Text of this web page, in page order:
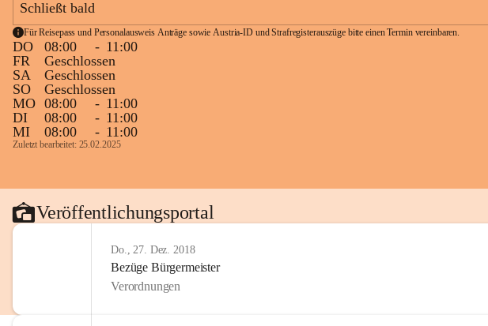
Schließt bald
Für Reisepass und Personalausweis Anträge sowie Austria-ID und Strafregisterauszüge bitte einen Termin vereinbaren.
DO 08:00 - 11:00
FR
Geschlossen
SA
Geschlossen
SO
Geschlossen
MO 08:00 - 11:00
DI
08:00 - 11:00
MI
08:00 - 11:00
Zuletzt bearbeitet: 25.02.2025
Veröffentlichungsportal
Do., 27. Dez. 2018
Bezüge Bürgermeister
Verordnungen